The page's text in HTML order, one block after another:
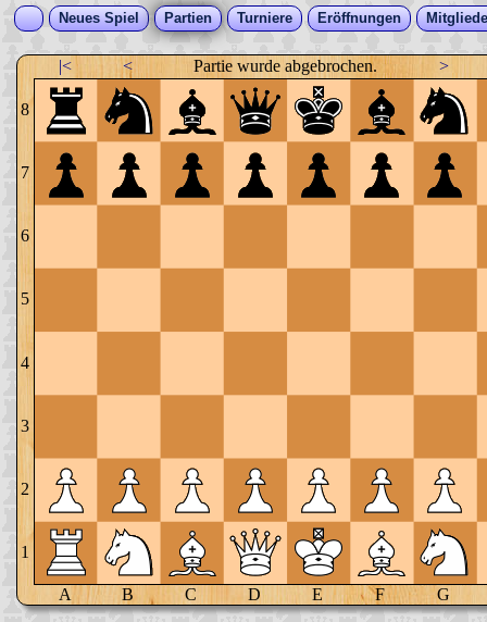
Neues Spiel Partien Turniere Eröffnungen
|< < Partie wurde abgebrochen. >
8
7
6
5
4
3
2
1
A B C D E F G